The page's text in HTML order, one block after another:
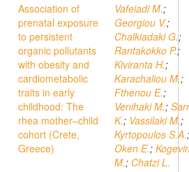
Association of
prenatal exposure
to persistent
organic pollutants
with obesity and
cardiometabolic
traits in early
childhood: The
rhea mother–child
cohort (Crete,
Greece)
Vafeiadi M.;
Georgiou V.;
Chalkiadaki G.;
Rantakokko P.;
Kiviranta H.;
Karachaliou M.;
Fthenou E.;
Venihaki M.;
K.; Vassilaki M.;
Kyrtopoulos S.A.;
Oken E.;
M.; Chatzi L.